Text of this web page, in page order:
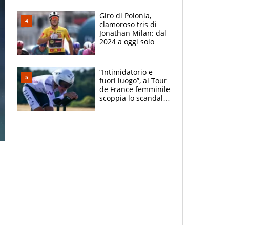
a Burgos
Giro di Polonia,
clamoroso tris di
Jonathan Milan: dal
2024 a oggi solo
e Skerl
“Intimidatorio e
fuori luogo”, al Tour
de France femminile
scoppia lo scandalo: